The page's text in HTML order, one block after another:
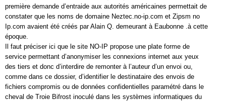
première demande d’entraide aux autorités américaines permettait de
constater que les noms de domaine Neztec.no-ip.com et Zipsm no
Ip.com avaient été créés par Alain Q. demeurant à Eaubonne .à cette
époque.
Il faut préciser ici que le site NO-IP propose une plate forme de
service permettant d’anonymiser les connexions internet aux yeux
des tiers et donc d’interdire de remonter à l’auteur d’un envoi ou,
comme dans ce dossier, d’identifier le destinataire des envois de
fichiers compromis ou de données confidentielles paramétré dans le
cheval de Troie Bifrost inoculé dans les systèmes informatiques du